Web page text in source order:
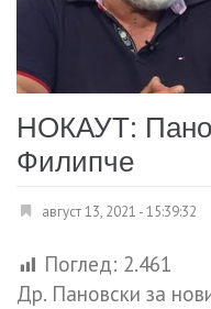
НОКАУТ:
Филипче
август 13, 2021 - 15:39:32
Поглед: 2.461
Др. Пановски за